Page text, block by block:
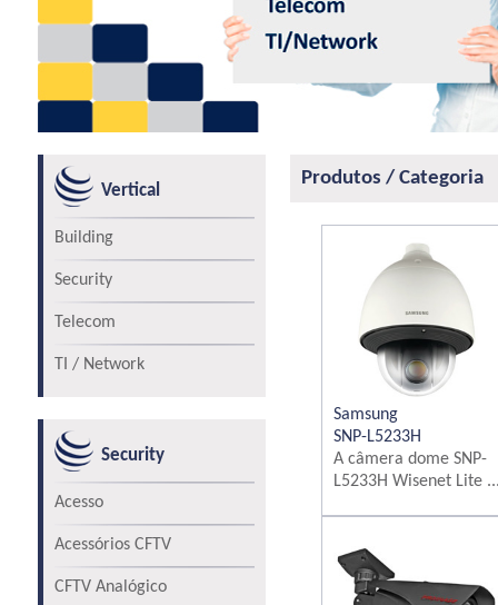
Vertical
Building
Security
Telecom
TI / Network
Security
Acesso
Acessórios CFTV
CFTV Analógico
Produtos / Categoria
Samsung
SNP-L5233H
A câmera dome SNP-
L5233H Wisenet Lite